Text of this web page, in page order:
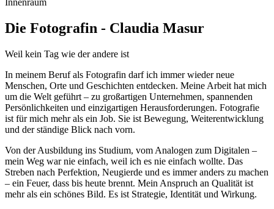
Die Fotografin - Claudia Masur
Weil kein Tag wie der andere ist
In meinem Beruf als Fotografin darf ich immer wieder neue
Menschen, Orte und Geschichten entdecken. Meine Arbeit hat mich
um die Welt geführt – zu großartigen Unternehmen, spannenden
Persönlichkeiten und einzigartigen Herausforderungen. Fotografie
ist für mich mehr als ein Job. Sie ist Bewegung, Weiterentwicklung
und der ständige Blick nach vorn.
Von der Ausbildung ins Studium, vom Analogen zum Digitalen –
mein Weg war nie einfach, weil ich es nie einfach wollte. Das
Streben nach Perfektion, Neugierde und es immer anders zu machen
– ein Feuer, dass bis heute brennt. Mein Anspruch an Qualität ist
mehr als ein schönes Bild. Es ist Strategie, Identität und Wirkung.